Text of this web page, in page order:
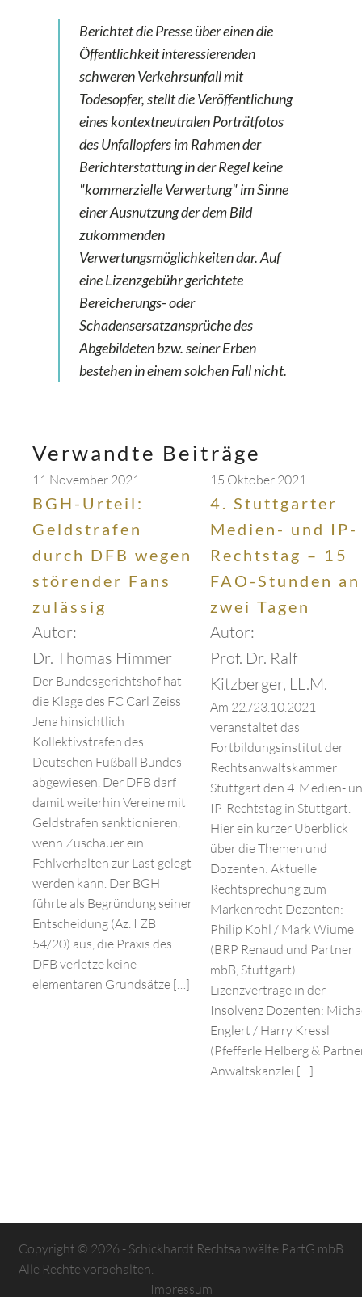
Berichtet die Presse über einen die
Öffentlichkeit interessierenden
schweren Verkehrsunfall mit
Todesopfer, stellt die Veröffentlichung
eines kontextneutralen Porträtfotos
des Unfallopfers im Rahmen der
Berichterstattung in der Regel keine
"kommerzielle Verwertung" im Sinne
einer Ausnutzung der dem Bild
zukommenden
Verwertungsmöglichkeiten dar. Auf
eine Lizenzgebühr gerichtete
Bereicherungs- oder
Schadensersatzansprüche des
Abgebildeten bzw. seiner Erben
bestehen in einem solchen Fall nicht.
Verwandte Beiträge
11 November 2021
BGH-Urteil:
Geldstrafen
durch DFB wegen
störender Fans
zulässig
Autor:
Dr. Thomas Himmer
Der Bundesgerichtshof hat
die Klage des FC Carl Zeiss
Jena hinsichtlich
Kollektivstrafen des
Deutschen Fußball Bundes
abgewiesen. Der DFB darf
damit weiterhin Vereine mit
Geldstrafen sanktionieren,
wenn Zuschauer ein
Fehlverhalten zur Last gelegt
werden kann. Der BGH
führte als Begründung seiner
Entscheidung (Az. I ZB
54/20) aus, die Praxis des
DFB verletze keine
elementaren Grundsätze […]
15 Oktober 2021
4. Stuttgarter
Medien- und IP-
Rechtstag – 15
FAO-Stunden an
zwei Tagen
Autor:
Prof. Dr. Ralf
Kitzberger, LL.M.
Am 22./23.10.2021
veranstaltet das
Fortbildungsinstitut der
Rechtsanwaltskammer
Stuttgart den 4. Medien-
IP-Rechtstag in Stuttgart.
Hier ein kurzer Überblick
über die Themen und
Dozenten: Aktuelle
Rechtsprechung zum
Markenrecht Dozenten:
Philip Kohl / Mark Wiume
(BRP Renaud und Partner
mbB, Stuttgart)
Lizenzverträge in der
Insolvenz Dozenten:
Englert / Harry Kressl
(Pfefferle Helberg &
Anwaltskanzlei […]
Copyright © 2026 - Schickhardt Rechtsanwälte PartG mbB
Alle Rechte vorbehalten.
Impressum